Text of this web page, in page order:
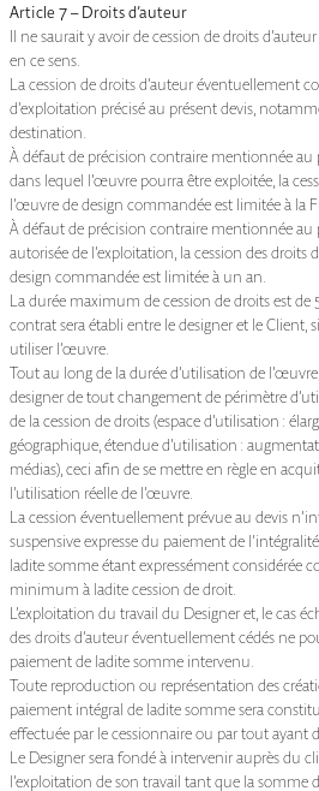
Article 7 – Droits d’auteur
Il ne saurait y avoir de cession de droits
en ce sens.
La cession de droits d’auteur éventuellement
d’exploitation précisé au présent devis,
destination.
À défaut de précision contraire mentionnée au
dans lequel l’œuvre pourra être exploitée, la
l’œuvre de design commandée est limitée à la
À défaut de précision contraire mentionnée au
autorisée de l’exploitation, la cession des droits
design commandée est limitée à un an.
La durée maximum de cession de droits est de
contrat sera établi entre le designer et le
utiliser l’œuvre.
Tout au long de la durée d’utilisation de
designer de tout changement de périmètre
de la cession de droits (espace d’utilisation :
géographique, étendue d’utilisation :
médias), ceci afin de se mettre en règle en
l’utilisation réelle de l’œuvre.
La cession éventuellement prévue au devis
suspensive expresse du paiement de
ladite somme étant expressément considérée
minimum à ladite cession de droit.
L’exploitation du travail du Designer et, le cas
des droits d’auteur éventuellement cédés ne
paiement de ladite somme intervenu.
Toute reproduction ou représentation des
paiement intégral de ladite somme sera
effectuée par le cessionnaire ou par tout ayant
Le Designer sera fondé à intervenir auprès du
l’exploitation de son travail tant que la somme